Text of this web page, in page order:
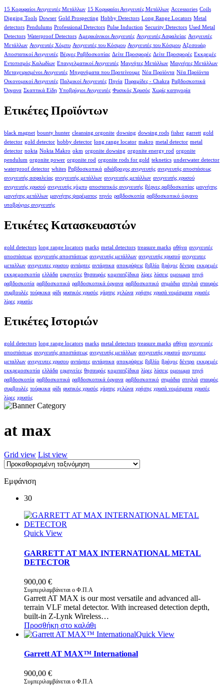
15 Κορυφαίοι Ανιχνευτές Μετάλλων 15 Κορυφαίοι Ανιχνευτές Μετάλλων Accessories Coils
Digging Tools Dowser Gold Prospecting Hobby Detectors Long Range Locators Metal
detectors Pendulums Professional Detectors Pulse Induction Security Detectors Used Metal
Detectors Waterproof Detectors Αμερικάνικοι Ανιχνευτές Ανιχνευτές Ασφαλείας Ανιχνευτές
Μετάλλων Ανιχνευτές Χόμπυ Ανιχνευτές του Κόσμου Ανιχνευτές του Κόσμου Αξεσουάρ
Αποστατικοί Ανιχνευτές Βέργες Ραβδοσκοπίας Δείτε Προσφορές Δείτε Προσφορές Εκκρεμές
Εντοπισμός Καλωδίων Επαγγελματικοί Ανιχνευτές Μαγνήτες Μετάλλων Μαγνήτες Μετάλλων
Μεταχειρισμένοι Ανιχνευτές Μηχανήματα που Προτείνουμε Νέα Προϊόντα Νέα Προϊόντα
Οικονομικοί Ανιχνευτές Παλμικοί Ανιχνευτές Πηνία Πυραμίδες - Chakra Ραβδοσκοπικά
Όργανα Σκαπτικά Είδη Υποβρύχιοι Ανιχνευτές Φυσικός Χρυσός Χωρίς κατηγορία
Ετικέτες Προϊόντων
black magnet bounty hunter cleansing orgonite dowsing dowsing rods fisher garrett gold
detector gold detector hobby detector long range locator makro metal detector metal
detector nokta Nokta Makro okm orgonite dowsing orgonite energy rod orgonite
pendulum orgonite power orgonite rod orgonite rods for gold teknetics underwater detector
waterproof detector whites Ραβδοσκοπικά αδιάβροχος ανιχνευτής ανιχνευτής αποστάσεως
ανιχνευτής ασφαλείας ανιχνευτής μετάλλων ανιχνευτής μετάλλων ανιχνευτής χρυσού
ανιχνευτής χρυσού ανιχνευτής χόμπυ αποστατικός ανιχνευτής βέργες ραβδοσκοπίας μαγνήτης
μαγνήτης μετάλλων μαγνήτης ψαρέματος πηνίο ραβδοσκοπία ραβδοσκοπικό όργανο
υποβρύχιος ανιχνευτής
Ετικέτες Κατασκευαστών
gold detectors long range locators marks metal detectors treasure marks αθήνα ανιχνευτές
αποστάσεως ανιχνευτής αποστάσεως ανιχνευτής μετάλλων ανιχνευτής χρυσού ανιχνευτες
μεταλλων ανιχνευτες χρυσου αντάρτες αντάρτικα αποκρύψεις βιβλίο βράχος δέντρο εκκρεμές
εκκρεμοσκοπία ελλάδα ερμηνείες θησαυρός κομιτατζίδικα λίρες λύσεις ομοιωμα πηγή
ραβδοσκοπία ραβδοσκοπικά ραβδοσκοπικά όργανα ραβδοσκοπικό σημάδια σπηλιά σταυρός
συμβουλές τούρκικα φίδι φυσικός χρυσός χάρτης χελώνα χρήσης χρυσά νομίσματα χρυσές
λίρες χρυσός
Ετικέτες Ιστοριών
gold detectors long range locators marks metal detectors treasure marks αθήνα ανιχνευτές
αποστάσεως ανιχνευτής αποστάσεως ανιχνευτής μετάλλων ανιχνευτής χρυσού ανιχνευτες
μεταλλων ανιχνευτες χρυσου αντάρτες αντάρτικα αποκρύψεις βιβλίο βράχος δέντρο εκκρεμές
εκκρεμοσκοπία ελλάδα ερμηνείες θησαυρός κομιτατζίδικα λίρες λύσεις ομοιωμα πηγή
ραβδοσκοπία ραβδοσκοπικά ραβδοσκοπικά όργανα ραβδοσκοπικό σημάδια σπηλιά σταυρός
συμβουλές τούρκικα φίδι φυσικός χρυσός χάρτης χελώνα χρήσης χρυσά νομίσματα χρυσές
λίρες χρυσός
at max
Grid view List view
Εμφάνιση
30
Quick View
GARRETT AT MAX INTERNATIONAL METAL
DETECTOR
900,00 €
Συμπεριλαμβάνεται ο Φ.Π.Α
Garrett AT MAX is our most versatile and advanced all-
terrain VLF metal detector. With increased detection depth,
built-in Z-Lynk Wireless…
Προσθήκη στο καλάθι
Quick View
Garrett AT MAX™ International
900,00 €
Συμπεριλαμβάνεται ο Φ.Π.Α